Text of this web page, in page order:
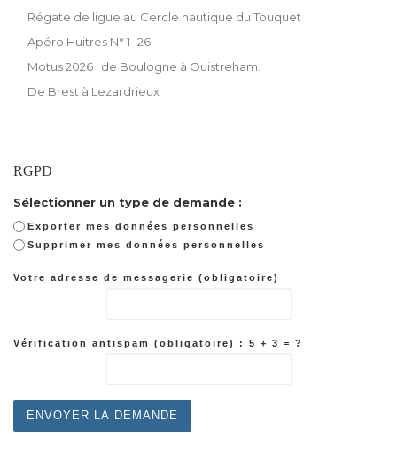
Régate de ligue au Cercle nautique du Touquet
Apéro Huitres N° 1- 26
Motus 2026 : de Boulogne à Ouistreham.
De Brest à Lezardrieux
RGPD
Sélectionner un type de demande :
Exporter mes données personnelles
Supprimer mes données personnelles
Votre adresse de messagerie (obligatoire)
Vérification antispam (obligatoire) : 5 + 3 = ?